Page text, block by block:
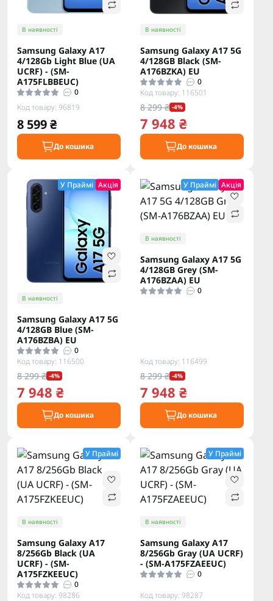
В наявності
Samsung Galaxy A17
4/128Gb Light Blue (UA
UCRF) - (SM-
A175FLBBEUC)
0
Код товару: 96819
8 599 ₴
До кошика
В наявності
Samsung Galaxy A17 5G
4/128GB Black (SM-
A176BZKA) EU
0
Код товару: 116501
8 299 ₴ -4%
7 948 ₴
До кошика
У Праймі Акція
В наявності
Samsung Galaxy A17 5G
4/128GB Blue (SM-
A176BZBA) EU
0
Код товару: 116500
8 299 ₴ -4%
7 948 ₴
До кошика
У Праймі Акція
В наявності
Samsung Galaxy A17 5G
4/128GB Grey (SM-
A176BZAA) EU
0
Код товару: 116499
8 299 ₴ -4%
7 948 ₴
До кошика
У Праймі
В наявності
Samsung Galaxy A17
8/256Gb Black (UA
UCRF) - (SM-
A175FZKEEUC)
0
Код товару: 98286
У Праймі
В наявності
Samsung Galaxy A17
8/256Gb Gray (UA UCRF)
- (SM-A175FZAEEUC)
0
Код товару: 98287